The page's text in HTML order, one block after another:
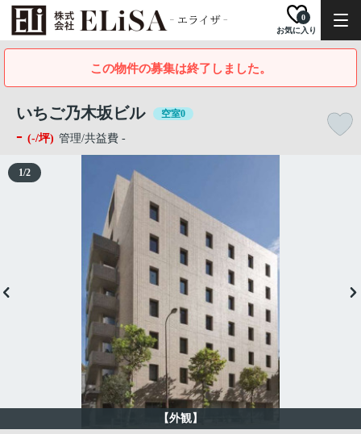
お気に入り
0
この物件の募集は終了しました。
いちご乃木坂ビル 空室0
- (-/坪) 管理/共益費 -
【外観】
1/2